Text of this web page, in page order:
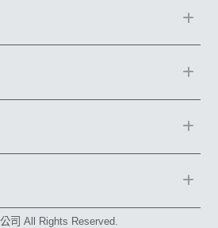
司 All Rights Reserved.